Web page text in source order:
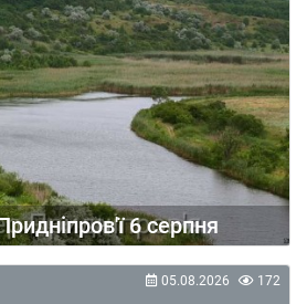
6 серпня
05.08.2026 172